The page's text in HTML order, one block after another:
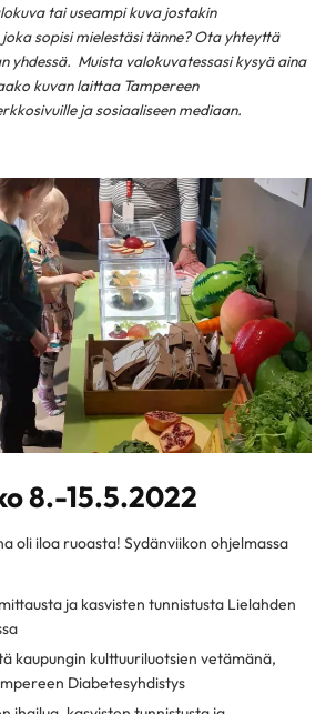
tai useampi kuva jostakin
sopisi mielestäsi tänne? Ota yhteyttä
yhdessä. Muista valokuvatessasi kysyä aina
kuvan laittaa Tampereen
ja sosiaaliseen mediaan.
8.-15.5.2022
oli iloa ruoasta! Sydänviikon ohjelmassa
ja kasvisten tunnistusta Lielahden
kaupungin kulttuuriluotsien vetämänä,
Diabetesyhdistys